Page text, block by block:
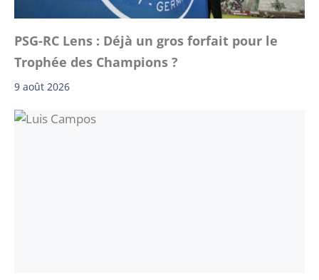
PSG-RC Lens : Déjà un gros forfait pour le
Trophée des Champions ?
9 août 2026